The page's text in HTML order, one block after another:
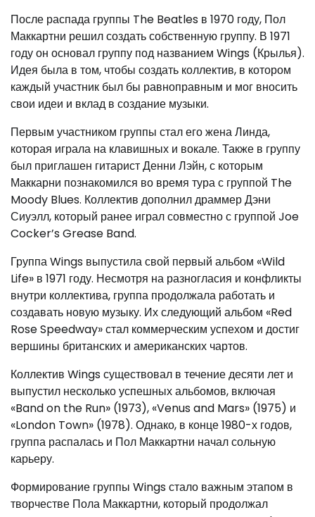
После распада группы The Beatles в 1970 году, Пол
Маккартни решил создать собственную группу. В 1971
году он основал группу под названием Wings (Крылья).
Идея была в том, чтобы создать коллектив, в котором
каждый участник был бы равноправным и мог вносить
свои идеи и вклад в создание музыки.
Первым участником группы стал его жена Линда,
которая играла на клавишных и вокале. Также в группу
был приглашен гитарист Денни Лэйн, с которым
Маккарни познакомился во время тура с группой The
Moody Blues. Коллектив дополнил драммер Дэни
Сиуэлл, который ранее играл совместно с группой Joe
Cocker’s Grease Band.
Группа Wings выпустила свой первый альбом «Wild
Life» в 1971 году. Несмотря на разногласия и конфликты
внутри коллектива, группа продолжала работать и
создавать новую музыку. Их следующий альбом «Red
Rose Speedway» стал коммерческим успехом и достиг
вершины британских и американских чартов.
Коллектив Wings существовал в течение десяти лет и
выпустил несколько успешных альбомов, включая
«Band on the Run» (1973), «Venus and Mars» (1975) и
«London Town» (1978). Однако, в конце 1980-х годов,
группа распалась и Пол Маккартни начал сольную
карьеру.
Формирование группы Wings стало важным этапом в
творчестве Пола Маккартни, который продолжал